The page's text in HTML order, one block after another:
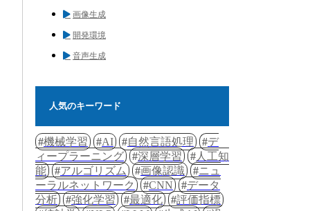
画像生成
開発環境
音声生成
人気のキーワード
機械学習 AI 自然言語処理
デ
ィープラーニング
深層学習
人工知
能
アルゴリズム 画像認識
ニュ
ーラルネットワーク
CNN
データ
分析
強化学習 最適化
評価指標